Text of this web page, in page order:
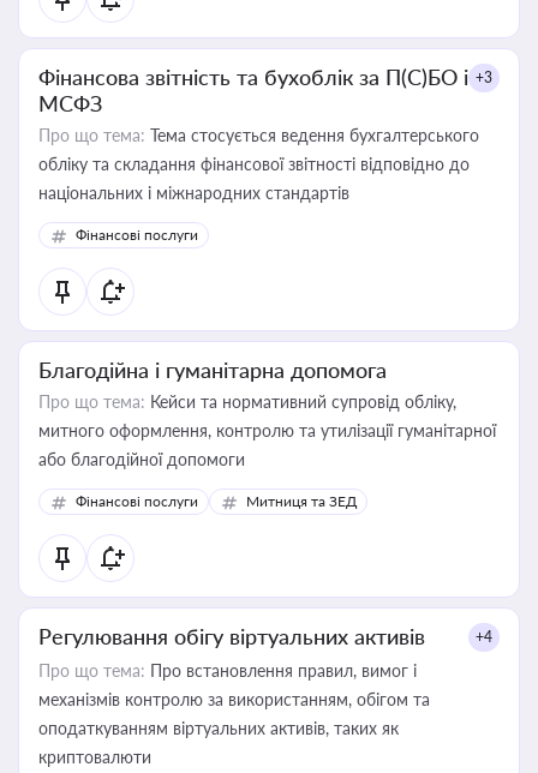
Фінансова звітність та бухоблік за П(С)БО і
МСФЗ
+3
Про що тема: Тема стосується ведення бухгалтерського
обліку та складання фінансової звітності відповідно до
національних і міжнародних стандартів
Фінансові послуги
Благодійна і гуманітарна допомога
Про що тема: Кейси та нормативний супровід обліку,
митного оформлення, контролю та утилізації гуманітарної
або благодійної допомоги
Фінансові послуги Митниця та ЗЕД
Регулювання обігу віртуальних активів +4
Про що тема: Про встановлення правил, вимог і
механізмів контролю за використанням, обігом та
оподаткуванням віртуальних активів, таких як
криптовалюти